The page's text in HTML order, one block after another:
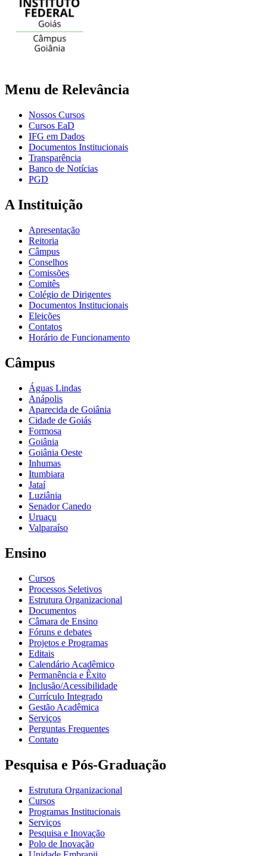
Menu de Relevância
Nossos Cursos
Cursos EaD
IFG em Dados
Documentos Institucionais
Transparência
Banco de Notícias
PGD
A Instituição
Apresentação
Reitoria
Câmpus
Conselhos
Comissões
Comitês
Colégio de Dirigentes
Documentos Institucionais
Eleições
Contatos
Horário de Funcionamento
Câmpus
Águas Lindas
Anápolis
Aparecida de Goiânia
Cidade de Goiás
Formosa
Goiânia
Goiânia Oeste
Inhumas
Itumbiara
Jataí
Luziânia
Senador Canedo
Uruaçu
Valparaíso
Ensino
Cursos
Processos Seletivos
Estrutura Organizacional
Documentos
Câmara de Ensino
Fóruns e debates
Projetos e Programas
Editais
Calendário Acadêmico
Permanência e Êxito
Inclusão/Acessibilidade
Currículo Integrado
Gestão Acadêmica
Serviços
Perguntas Frequentes
Contato
Pesquisa e Pós-Graduação
Estrutura Organizacional
Cursos
Programas Institucionais
Serviços
Pesquisa e Inovação
Polo de Inovação